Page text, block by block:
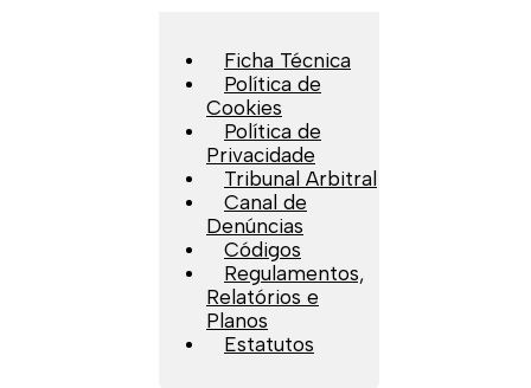
Ficha Técnica
Política de
Cookies
Política de
Privacidade
Tribunal Arbitral
Canal de
Denúncias
Códigos
Regulamentos,
Relatórios e
Planos
Estatutos